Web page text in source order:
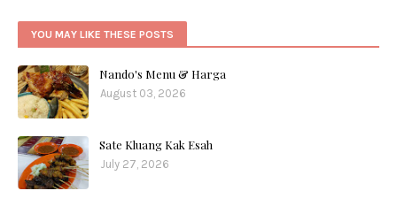
YOU MAY LIKE THESE POSTS
Nando's Menu & Harga
August 03, 2026
Sate Kluang Kak Esah
July 27, 2026